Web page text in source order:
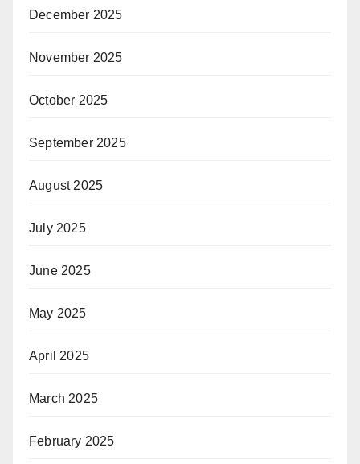
December 2025
November 2025
October 2025
September 2025
August 2025
July 2025
June 2025
May 2025
April 2025
March 2025
February 2025